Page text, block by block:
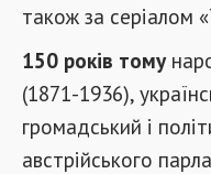
також за серіалом
150 років тому
(1871-1936),
громадський і
австрійського